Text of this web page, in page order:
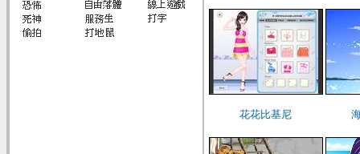
花花比基尼